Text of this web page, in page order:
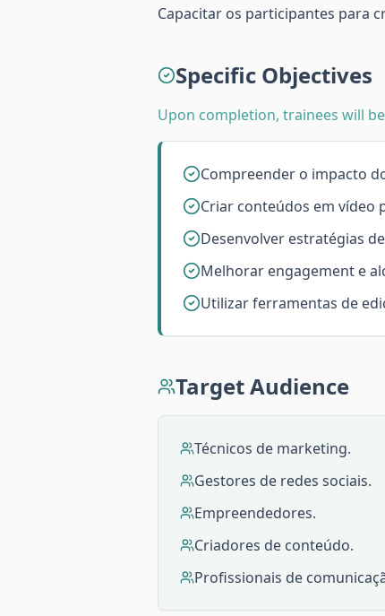
Capacitar os participantes para
Specific Objectives
Upon completion, trainees will
Compreender o impacto
Criar conteúdos em vídeo
Desenvolver estratégias
Melhorar engagement e
Utilizar ferramentas de
Target Audience
Técnicos de marketing.
Gestores de redes sociais.
Empreendedores.
Criadores de conteúdo.
Profissionais de